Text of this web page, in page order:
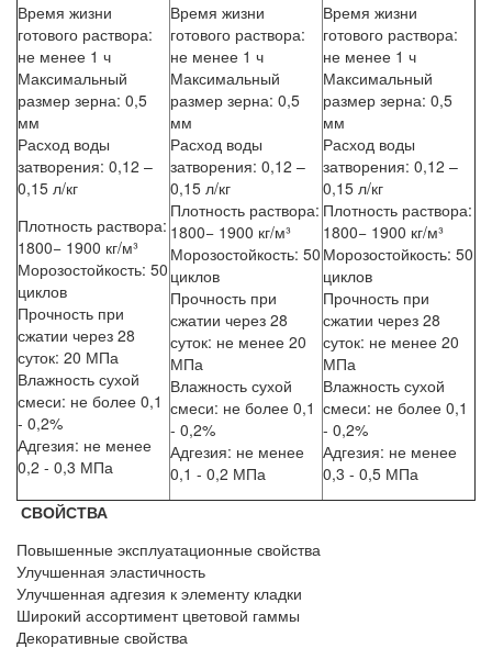
Время жизни
готового раствора:
не менее 1 ч
Максимальный
размер зерна: 0,5
мм
Расход воды
затворения: 0,12 –
0,15 л/кг
Плотность раствора:
1800− 1900 кг/м³
Морозостойкость: 50
циклов
Прочность при
сжатии через 28
суток: 20 МПа
Влажность сухой
смеси: не более 0,1
- 0,2%
Адгезия: не менее
0,2 - 0,3 МПа
Время жизни
готового раствора:
не менее 1 ч
Максимальный
размер зерна: 0,5
мм
Расход воды
затворения: 0,12 –
0,15 л/кг
Плотность раствора:
1800− 1900 кг/м³
Морозостойкость: 50
циклов
Прочность при
сжатии через 28
суток: не менее 20
МПа
Влажность сухой
смеси: не более 0,1
- 0,2%
Адгезия: не менее
0,1 - 0,2 МПа
Время жизни
готового раствора:
не менее 1 ч
Максимальный
размер зерна: 0,5
мм
Расход воды
затворения: 0,12 –
0,15 л/кг
Плотность раствора:
1800− 1900 кг/м³
Морозостойкость: 50
циклов
Прочность при
сжатии через 28
суток: не менее 20
МПа
Влажность сухой
смеси: не более 0,1
- 0,2%
Адгезия: не менее
0,3 - 0,5 МПа
СВОЙСТВА
Повышенные эксплуатационные свойства
Улучшенная эластичность
Улучшенная адгезия к элементу кладки
Широкий ассортимент цветовой гаммы
Декоративные свойства